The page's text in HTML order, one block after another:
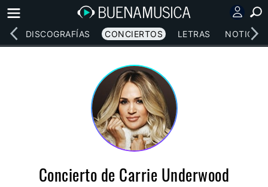
DISCOGRAFÍAS CONCIERTOS LETRAS NOTICIAS
Concierto de Carrie Underwood